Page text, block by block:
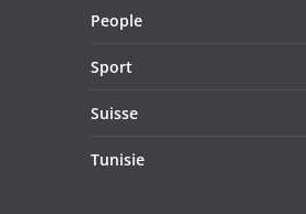
People
Sport
Suisse
Tunisie